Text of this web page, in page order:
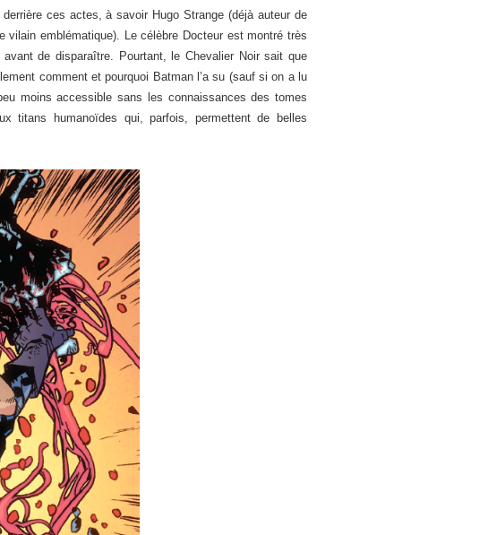
ces actes, à savoir Hugo Strange (déjà auteur de
vilain emblématique). Le célèbre Docteur est montré très
de disparaître. Pourtant, le Chevalier Noir sait que
comment et pourquoi Batman l’a su (sauf si on a lu
moins accessible sans les connaissances des tomes
titans humanoïdes qui, parfois, permettent de belles